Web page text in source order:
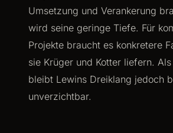
Umsetzung und Verankerung
wird seine geringe Tiefe. Für
Projekte braucht es konkretere
sie Krüger und Kotter liefern.
bleibt Lewins Dreiklang jedoch
unverzichtbar.